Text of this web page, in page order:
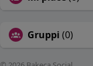
Gruppi (0)